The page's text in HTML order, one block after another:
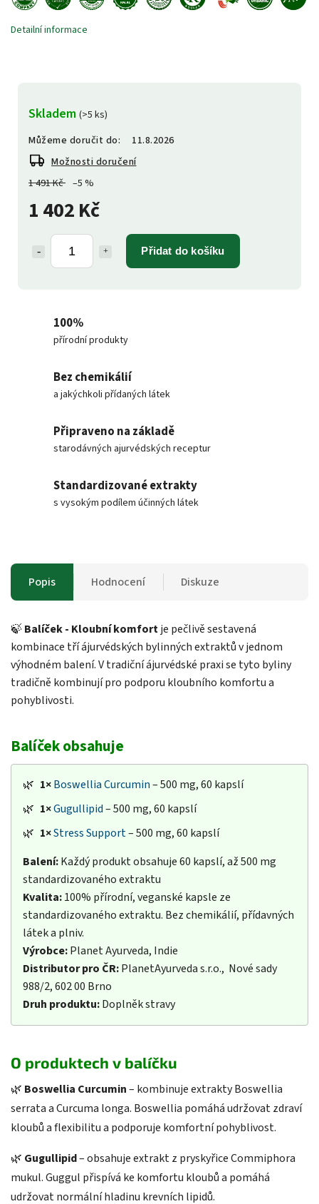
1 491 Kč –5 %
1 402 Kč
Přidat do košíku
Skladem (>5 ks)
Můžeme doručit do:
11.8.2026
Možnosti doručení
Detailní informace
100%
přírodní produkty
Bez chemikálií
a jakýchkoli přídaných látek
Připraveno na základě
starodávných ajurvédských receptur
Standardizované extrakty
s vysokým podílem účinných látek
Popis Hodnocení Diskuze
🍃 Balíček - Kloubní komfortje pečlivě sestavená
kombinace tří ájurvédských bylinných extraktů v jednom
výhodném balení. V tradiční ájurvédské praxi se tyto byliny
tradičně kombinují pro podporu kloubního komfortu a
pohyblivosti.
Balíček obsahuje
🌿 1×Boswellia Curcumin– 500 mg, 60 kapslí
🌿 1×Gugullipid– 500 mg, 60 kapslí
🌿 1×Stress Support– 500 mg, 60 kapslí
Balení:Každý produkt obsahuje 60 kapslí, až 500 mg
standardizovaného extraktu
Kvalita:100% přírodní, veganské kapsle ze
standardizovaného extraktu. Bez chemikálií, přídavných
látek a plniv.
Výrobce:Planet Ayurveda, Indie
Distributor pro ČR:PlanetAyurveda s.r.o., Nové sady
988/2, 602 00 Brno
Druh produktu:Doplněk stravy
O produktech v balíčku
🌿 Boswellia Curcumin– kombinuje extrakty Boswellia
serrata a Curcuma longa. Boswellia pomáhá udržovat zdraví
kloubů a flexibilitu a podporuje komfortní pohyblivost.
🌿 Gugullipid– obsahuje extrakt z pryskyřice Commiphora
mukul. Guggul přispívá ke komfortu kloubů a pomáhá
udržovat normální hladinu krevních lipidů.